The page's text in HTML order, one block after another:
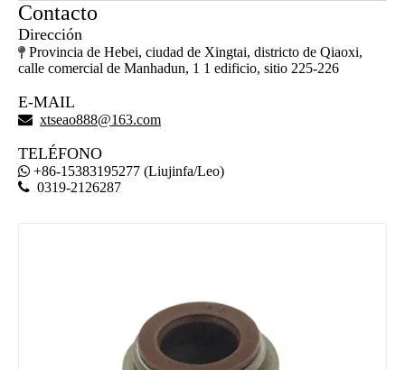
Contacto
Dirección
 Provincia de Hebei, ciudad de Xingtai, districto de Qiaoxi,
calle comercial de Manhadun, 1 1 edificio, sitio 225-226
E-MAIL
 xtseao888@163.com
TELÉFONO
 +86-15383195277 (Liujinfa/Leo)
 0319-2126287